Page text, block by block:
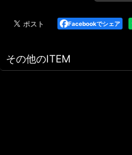
Facebookでシェア
その他のITEM